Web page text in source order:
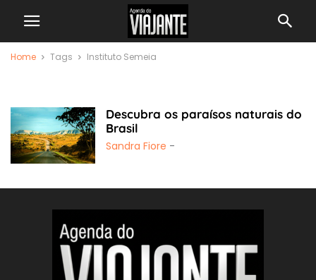
Home Tags Instituto Semeia
Descubra os paraísos naturais do
Brasil
Sandra Fiore -